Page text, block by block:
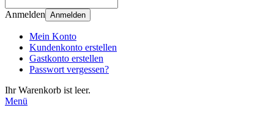
Anmelden Anmelden
Mein Konto
Kundenkonto erstellen
Gastkonto erstellen
Passwort vergessen?
Ihr Warenkorb ist leer.
Menü